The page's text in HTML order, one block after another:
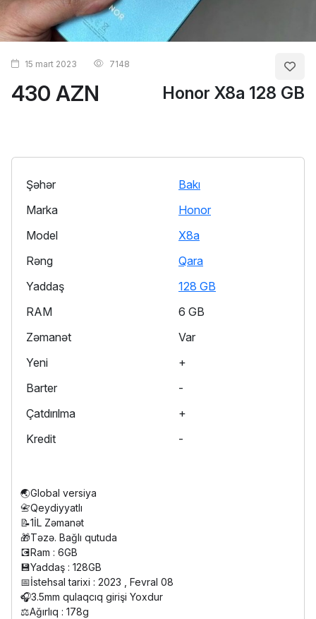
430 AZN Honor X8a 128 GB
15 mart 2023 7148
Şəhər
Bakı
Marka
Honor
Model
X8a
Rəng
Qara
Yaddaş
128 GB
RAM
6 GB
Zəmanət
Var
Yeni
+
Barter
-
Çatdırılma
+
Kredit
-
🌏Global versiya
📇Qeydiyyatlı
📝1İL Zəmanət
🎁Təzə. Bağlı qutuda
💽Ram : 6GB
💾Yaddaş : 128GB
📅İstehsal tarixi : 2023 , Fevral 08
🎧3.5mm qulaqcıq girişi Yoxdur
⚖️Ağırlıq : 178g